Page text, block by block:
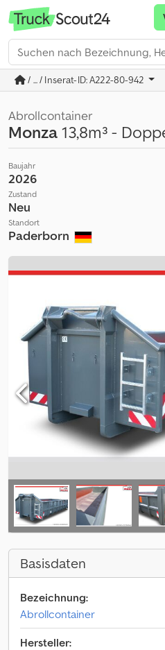
/ ... / Inserat-ID: A222-80-942
Abrollcontainer
Monza13,8m³ -
Baujahr
2026
Zustand
Neu
Standort
Paderborn
Basisdaten
Bezeichnung:
Abrollcontainer
Hersteller: